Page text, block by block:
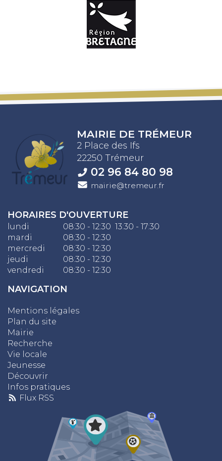
MAIRIE DE TRÉMEUR
2 Place des Ifs
22250 Trémeur
02 96 84 80 98
mairie@tremeur.fr
HORAIRES D'OUVERTURE
lundi
08:30 - 12:30 13:30 - 17:30
mardi
08:30 - 12:30
mercredi 08:30 - 12:30
jeudi
08:30 - 12:30
vendredi
08:30 - 12:30
NAVIGATION
Mentions légales
Plan du site
Mairie
Recherche
Vie locale
Jeunesse
Découvrir
Infos pratiques
Flux RSS